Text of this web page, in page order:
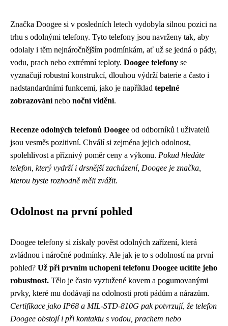
Značka Doogee si v posledních letech vydobyla silnou pozici na
trhu s odolnými telefony. Tyto telefony jsou navrženy tak, aby
odolaly i těm nejnáročnějším podmínkám, ať už se jedná o pády,
vodu, prach nebo extrémní teploty. Doogee telefony se
vyznačují robustní konstrukcí, dlouhou výdrží baterie a často i
nadstandardními funkcemi, jako je například tepelné
zobrazovánínebo noční vidění.
Recenze odolných telefonů Doogee od odborníků i uživatelů
jsou vesměs pozitivní. Chválí si zejména jejich odolnost,
spolehlivost a příznivý poměr ceny a výkonu. Pokud hledáte
telefon, který vydrží i drsnější zacházení, Doogee je značka,
kterou byste rozhodně měli zvážit.
Odolnost na první pohled
Doogee telefony si získaly pověst odolných zařízení, která
zvládnou i náročné podmínky. Ale jak je to s odolností na první
pohled? Už při prvním uchopení telefonu Doogee ucítíte jeho
robustnost. Tělo je často vyztužené kovem a pogumovanými
prvky, které mu dodávají na odolnosti proti pádům a nárazům.
Certifikace jako IP68 a MIL-STD-810G pak potvrzují, že telefon
Doogee obstojí i při kontaktu s vodou, prachem nebo